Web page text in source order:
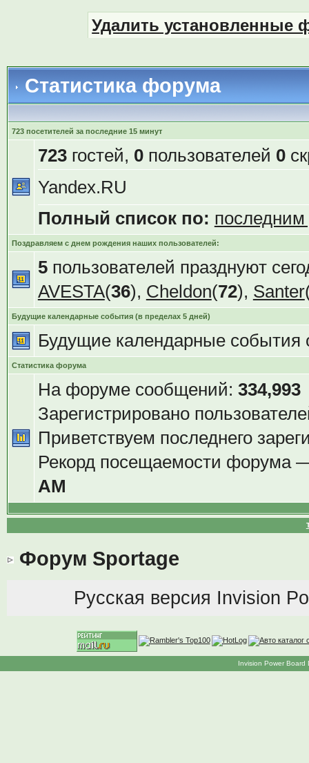
Удалить установленные
Статистика форума
723 посетителей за последние 15 минут
723гостей, 0пользователей 0
Yandex.RU
Полный список по:
Поздравляем с днем рождения наших пользователей:
5пользователей празднуют
AVESTA(36), Cheldon(72), Santer
Будущие календарные события (в пределах 5 дней)
Будущие календарные события
Статистика форума
На форуме сообщений: 334,993
Зарегистрировано
Приветствуем последнего
Рекорд посещаемости форума
AM
Форум Sportage
Русская версия Invision
Invision Power